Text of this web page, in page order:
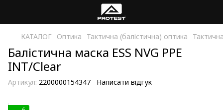
КАТАЛОГ Оптика Тактична (балістична) оптика
Балістична маска ESS NVG PPE
INT/Clear
Артикул: 2200000154347 Написати відгук